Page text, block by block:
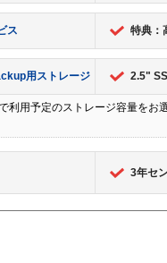
ス 特典：
用ストレージ 2.5"
利用予定のストレージ容量をお
3年セ